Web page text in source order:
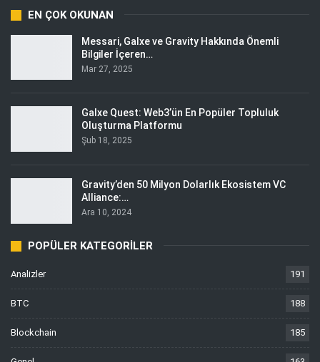
EN ÇOK OKUNAN
Messari, Galxe ve Gravity Hakkında Önemli
Bilgiler İçeren…
Mar 27, 2025
Galxe Quest: Web3’ün En Popüler Topluluk
Oluşturma Platformu
Şub 18, 2025
Gravity’den 50 Milyon Dolarlık Ekosistem VC
Alliance:…
Ara 10, 2024
POPÜLER KATEGORILER
Analizler 191
BTC 188
Blockchain 185